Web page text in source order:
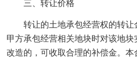
三、转让价格
转让的土地承包经营权的转让
甲方承包经营相关地块时对该地块
改造的，可收取合理的补偿金。本